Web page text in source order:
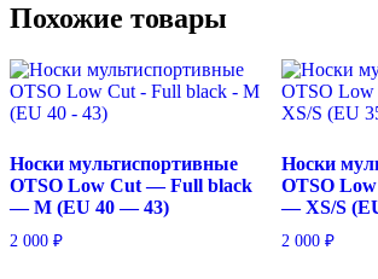
Похожие товары
Носки мультиспортивные
OTSO Low Cut — Full black
— M (EU 40 — 43)
2 000 ₽
Носки
OTSO
— XS/S
2 000 ₽